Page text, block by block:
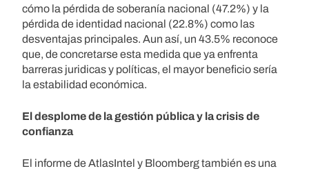
cómo la pérdida de soberanía nacional (47.2%) y la
pérdida de identidad nacional (22.8%) como las
desventajas principales. Aun así, un 43.5% reconoce
que, de concretarse esta medida que ya enfrenta
barreras juridicas y políticas, el mayor beneficio sería
la estabilidad económica.
El desplome de la gestión pública y la crisis de
confianza
El informe de AtlasIntel y Bloomberg también es una